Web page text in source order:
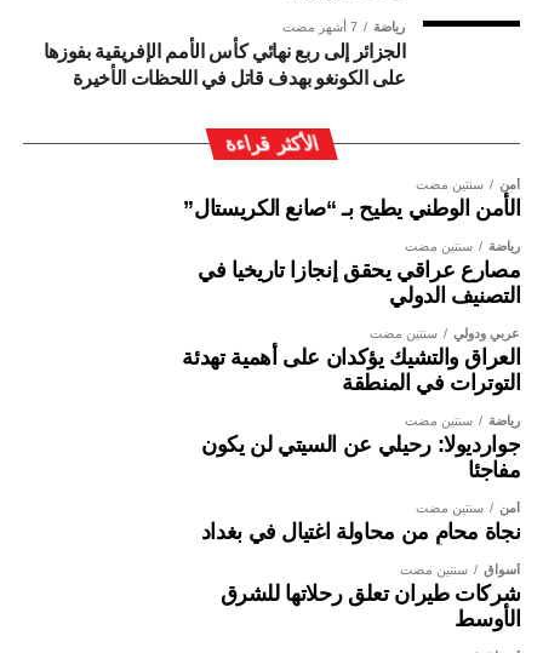
رياضة 7 أشهر مضت
الجزائر إلى ربع نهائي كأس الأمم الإفريقية بفوزها
على الكونغو بهدف قاتل في اللحظات الأخيرة
الأكثر قراءة
أمن سنتين مضت
الأمن الوطني يطيح بـ “صانع الكريستال”
رياضة سنتين مضت
مصارع عراقي يحقق إنجازا تاريخيا في
التصنيف الدولي
عربي ودولي سنتين مضت
العراق والتشيك يؤكدان على أهمية تهدئة
التوترات في المنطقة
رياضة سنتين مضت
جوارديولا: رحيلي عن السيتي لن يكون
مفاجئا
أمن سنتين مضت
نجاة محامٍ من محاولة اغتيال في بغداد
أسواق سنتين مضت
شركات طيران تعلق رحلاتها للشرق
الأوسط